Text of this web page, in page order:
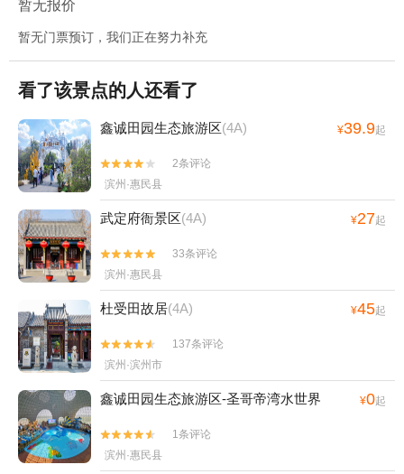
暂无报价
暂无门票预订，我们正在努力补充
看了该景点的人还看了
鑫诚田园生态旅游区(4A) ¥39.9起


2条评论
滨州·惠民县
武定府衙景区(4A) ¥27起


33条评论
滨州·惠民县
杜受田故居(4A) ¥45起


137条评论
滨州·滨州市
鑫诚田园生态旅游区-圣哥帝湾水世界 ¥0起


1条评论
滨州·惠民县